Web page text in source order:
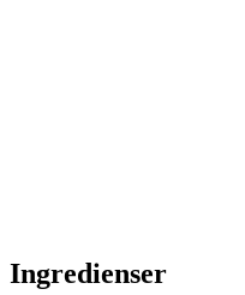
Ingredienser